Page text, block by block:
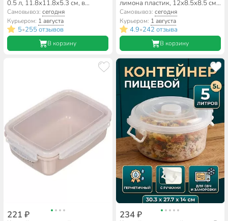
0.5 л, 11.8х11.8х5.3 см, в
ассортименте, квадратный,
Стандарт Пластик Групп
Самовывоз:сегодня
Курьером: 1 августа
5•255 отзывов
В корзину
лимона пластик, 12х8.5х8.5 см,
Альтернатива, М909
Самовывоз: сегодня
Курьером: 1 августа
4.9•242 отзыва
В корзину
221 ₽ 234 ₽